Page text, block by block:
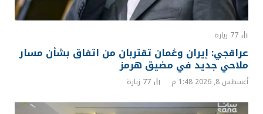
77 زيارة
عراقجي: إيران وعُمان تقتربان من اتفاق بشأن مسار
ملاحي جديد في مضيق هرمز
أغسطس 8, 2026 1:48 م 77 زيارة